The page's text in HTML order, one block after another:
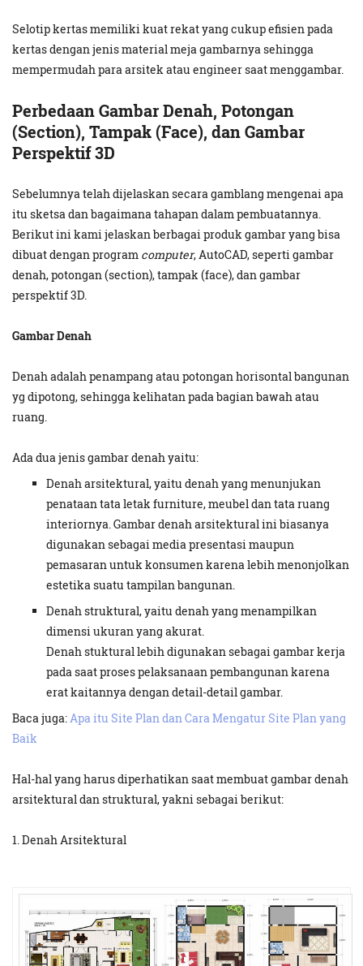
Selotip kertas memiliki kuat rekat yang cukup efisien pada
kertas dengan jenis material meja gambarnya sehingga
mempermudah para arsitek atau engineer saat menggambar.
Perbedaan Gambar Denah, Potongan
(Section), Tampak (Face), dan Gambar
Perspektif 3D
Sebelumnya telah dijelaskan secara gamblang mengenai apa
itu sketsa dan bagaimana tahapan dalam pembuatannya.
Berikut ini kami jelaskan berbagai produk gambar yang bisa
dibuat dengan program computer, AutoCAD, seperti gambar
denah, potongan (section), tampak (face), dan gambar
perspektif 3D.
Gambar Denah
Denah adalah penampang atau potongan horisontal bangunan
yg dipotong, sehingga kelihatan pada bagian bawah atau
ruang.
Ada dua jenis gambar denah yaitu:
Denah arsitektural, yaitu denah yang menunjukan
penataan tata letak furniture, meubel dan tata ruang
interiornya. Gambar denah arsitektural ini biasanya
digunakan sebagai media presentasi maupun
pemasaran untuk konsumen karena lebih menonjolkan
estetika suatu tampilan bangunan.
Denah struktural, yaitu denah yang menampilkan
dimensi ukuran yang akurat.
Denah stuktural lebih digunakan sebagai gambar kerja
pada saat proses pelaksanaan pembangunan karena
erat kaitannya dengan detail-detail gambar.
Baca juga:Apa itu Site Plan dan Cara Mengatur Site Plan yang
Baik
Hal-hal yang harus diperhatikan saat membuat gambar denah
arsitektural dan struktural, yakni sebagai berikut:
1. Denah Arsitektural